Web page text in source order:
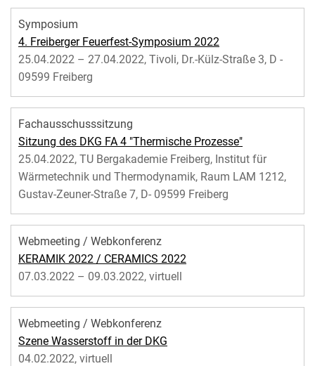
Symposium
4. Freiberger Feuerfest-Symposium 2022
25.04.2022 – 27.04.2022, Tivoli, Dr.-Külz-Straße 3, D -
09599 Freiberg
Fachausschusssitzung
Sitzung des DKG FA 4 "Thermische Prozesse"
25.04.2022, TU Bergakademie Freiberg, Institut für
Wärmetechnik und Thermodynamik, Raum LAM 1212,
Gustav-Zeuner-Straße 7, D- 09599 Freiberg
Webmeeting / Webkonferenz
KERAMIK 2022 / CERAMICS 2022
07.03.2022 – 09.03.2022, virtuell
Webmeeting / Webkonferenz
Szene Wasserstoff in der DKG
04.02.2022, virtuell